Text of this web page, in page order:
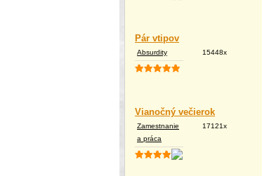
Pár vtipov
Absurdity 15448x
Vianočný večierok
Zamestnanie
a práca
17121x